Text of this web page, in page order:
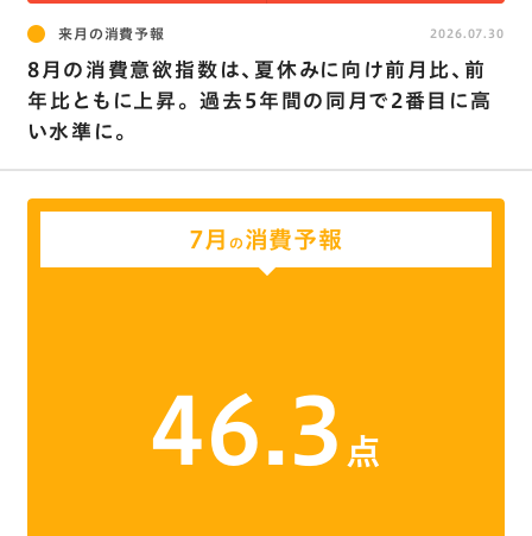
来月の消費予報
8月の消費意欲指数は､夏休みに向け前月比､前
年比ともに上昇。 過去5年間の同月で2番目に高
い水準に。
2026.07.30
7月 の消費予報
46.3 点